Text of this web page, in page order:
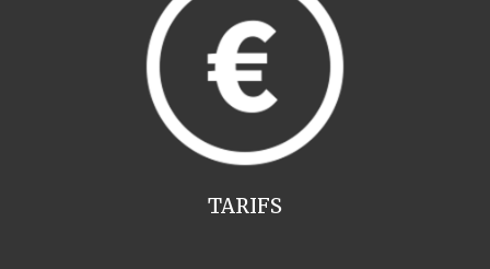
TARIFS